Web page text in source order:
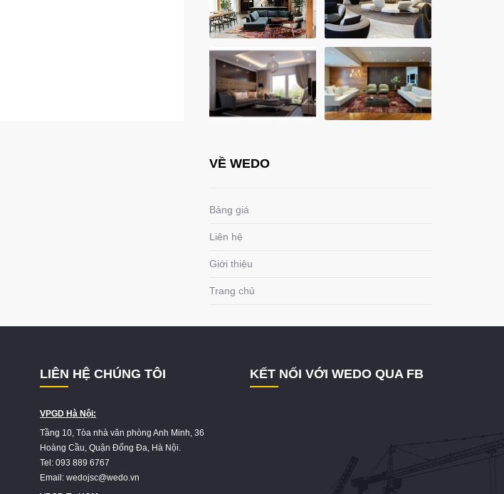
VỀ WEDO
Bảng giá
Liên hệ
Giới thiệu
Trang chủ
LIÊN HỆ CHÚNG TÔI
VPGD Hà Nội:
Tầng 10, Tòa nhà văn phòng Anh Minh, 36
Hoàng Cầu, Quận Đống Đa, Hà Nội.
Tel: 093 889 6767
Email: wedojsc@wedo.vn
KẾT NỐI VỚI WEDO QUA FB